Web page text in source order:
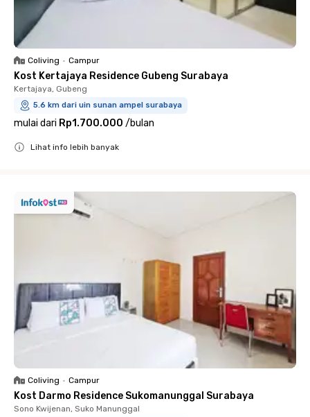
Coliving • Campur
Kost Kertajaya Residence Gubeng Surabaya
Kertajaya, Gubeng
5.6 km dari uin sunan ampel surabaya
mulai dari Rp1.700.000 /bulan
Lihat info lebih banyak
Coliving • Campur
Kost Darmo Residence Sukomanunggal Surabaya
Sono Kwijenan, Suko Manunggal